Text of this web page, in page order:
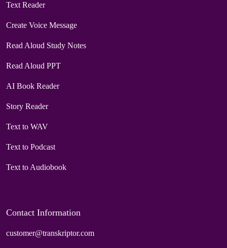
Text Reader
Create Voice Message
Read Aloud Study Notes
Read Aloud PPT
AI Book Reader
Story Reader
Text to WAV
Text to Podcast
Text to Audiobook
Contact Information
customer@transkriptor.com